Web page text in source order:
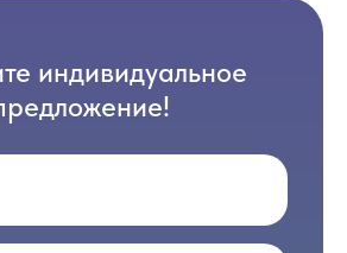
индивидуальное